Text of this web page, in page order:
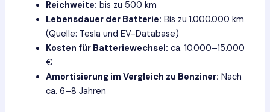
Reichweite: bis zu 500 km
Lebensdauer der Batterie: Bis zu 1.000.000 km
(Quelle: Tesla und EV-Database)
Kosten für Batteriewechsel: ca. 10.000–15.000
€
Amortisierung im Vergleich zu Benziner: Nach
ca. 6–8 Jahren